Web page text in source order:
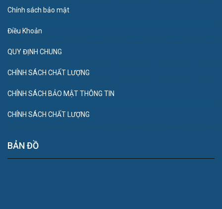
Chính sách bảo mật
Điều Khoản
QUY ĐỊNH CHUNG
CHÍNH SÁCH CHẤT LƯỢNG
CHÍNH SÁCH BẢO MẬT THÔNG TIN
CHÍNH SÁCH CHẤT LƯỢNG
BẢN ĐỒ